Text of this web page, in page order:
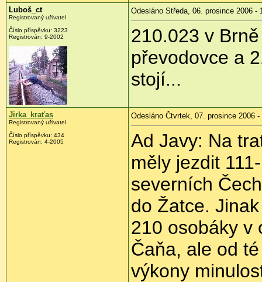
Luboš_ct
Registrovaný uživatel
Číslo příspěvku: 3223
Registrován: 9-2002
Odesláno Středa, 06. prosince 2006 -
210.023 v
převodovce a
stojí...
Jirka_kraťas
Registrovaný uživatel
Číslo příspěvku: 434
Registrován: 4-2005
Odesláno Čtvrtek, 07. prosince 2006 -
Ad Javy: Na
měly jezdit
severních
do Žatce.
210 osobáky v
Čaňa, ale od
výkony